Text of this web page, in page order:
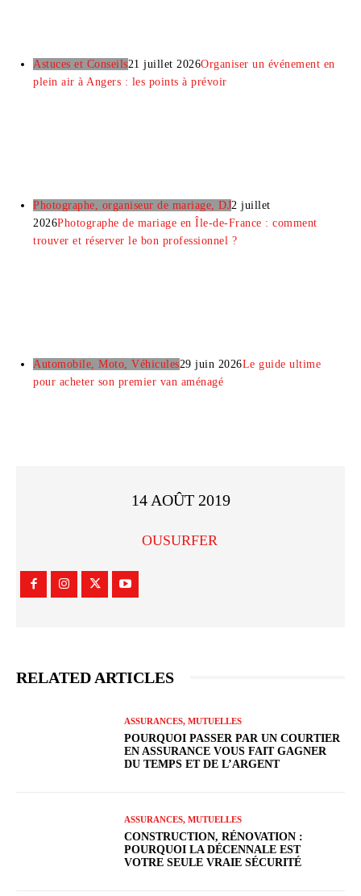
Astuces et Conseils21 juillet 2026Organiser un événement en
plein air à Angers : les points à prévoir
Photographe, organiseur de mariage, DJ2 juillet
2026Photographe de mariage en Île-de-France : comment
trouver et réserver le bon professionnel ?
Automobile, Moto, Véhicules29 juin 2026Le guide ultime
pour acheter son premier van aménagé
14 AOÛT 2019
OUSURFER
RELATED ARTICLES
ASSURANCES, MUTUELLES
POURQUOI PASSER PAR UN COURTIER
EN ASSURANCE VOUS FAIT GAGNER
DU TEMPS ET DE L’ARGENT
ASSURANCES, MUTUELLES
CONSTRUCTION, RÉNOVATION :
POURQUOI LA DÉCENNALE EST
VOTRE SEULE VRAIE SÉCURITÉ